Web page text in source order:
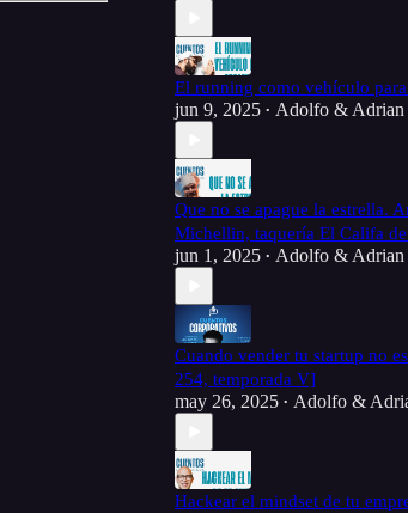
El running como vehículo
jun 9, 2025 • Adolfo & Adrian
Que no se apague la estrella.
Michellin, taquería El Califa
jun 1, 2025 • Adolfo & Adrian
Cuando vender tu startup no
254, temporada V]
may 26, 2025 • Adolfo &
Hackear el mindset de tu